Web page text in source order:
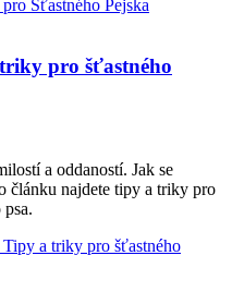
pro šťastného
a oddaností. Jak se
článku najdete tipy a triky pro
a triky pro šťastného